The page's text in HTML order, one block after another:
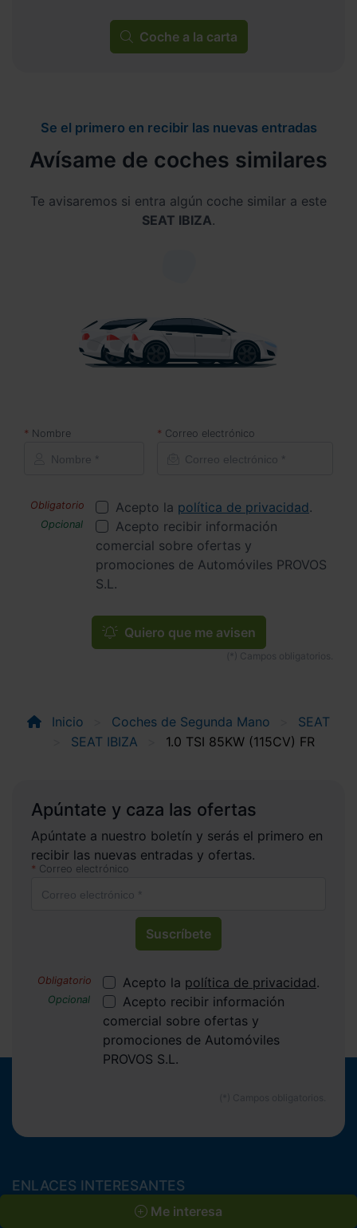
Coche a la carta
Se el primero en recibir las nuevas entradas
Avísame de coches similares
Te avisaremos si entra algún coche similar a este
SEAT IBIZA.
Nombre Correo electrónico
Acepto la política de privacidad.
Acepto recibir información
comercial sobre ofertas y
promociones de Automóviles PROVOS
S.L.
Quiero que me avisen
Me interesa
Inicio Coches de Segunda Mano
SEAT
SEAT IBIZA
1.0 TSI 85KW (115CV) FR
Apúntate y caza las ofertas
Apúntate a nuestro boletín y serás el primero en
recibir las nuevas entradas y ofertas.
Correo electrónico
Suscríbete
Acepto la política de privacidad.
Acepto recibir información
comercial sobre ofertas y
promociones de Automóviles
PROVOS S.L.
ENLACES INTERESANTES
Coches de segunda mano